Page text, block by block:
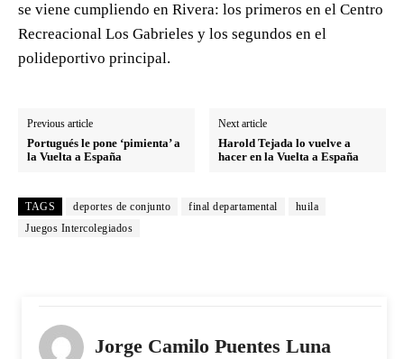
se viene cumpliendo en Rivera: los primeros en el Centro
Recreacional Los Gabrieles y los segundos en el
polideportivo principal.
Previous article
Portugués le pone ‘pimienta’ a
la Vuelta a España
Next article
Harold Tejada lo vuelve a
hacer en la Vuelta a España
TAGS deportes de conjunto final departamental
huila
Juegos Intercolegiados
Jorge Camilo Puentes Luna